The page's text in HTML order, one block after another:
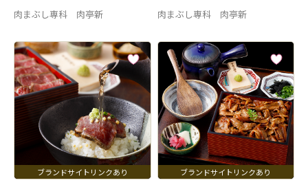
肉まぶし専科 肉亭新 肉まぶし専科 肉亭新